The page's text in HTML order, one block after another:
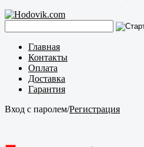
Главная
Контакты
Оплата
Доставка
Гарантия
Вход с паролем/Регистрация